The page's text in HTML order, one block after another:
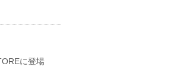
に登場